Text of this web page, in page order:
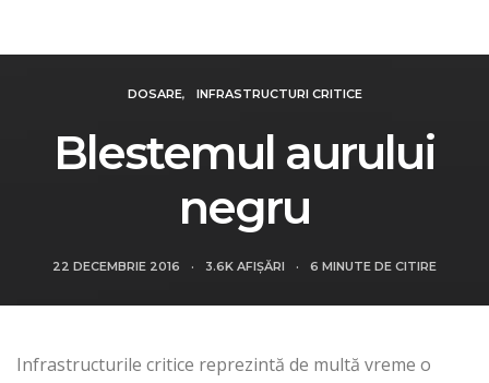
DOSARE INFRASTRUCTURI CRITICE
Blestemul aurului
negru
22 DECEMBRIE 2016 3.6K AFIȘĂRI 6 MINUTE DE CITIRE
Infrastructurile critice reprezintă de multă vreme o